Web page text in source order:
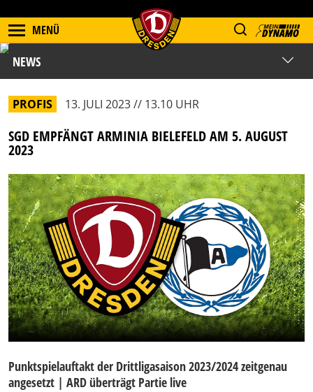
MENÜ
NEWS
PROFIS 13. JULI 2023 // 13.10 UHR
SGD EMPFÄNGT ARMINIA BIELEFELD AM 5. AUGUST
2023
Punktspielauftakt der Drittligasaison 2023/2024 zeitgenau
angesetzt | ARD überträgt Partie live